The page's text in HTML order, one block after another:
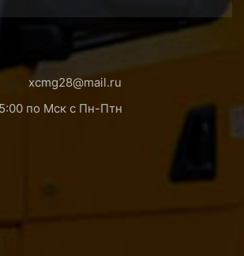
xcmg28@mail.ru
по Мск с Пн-Птн